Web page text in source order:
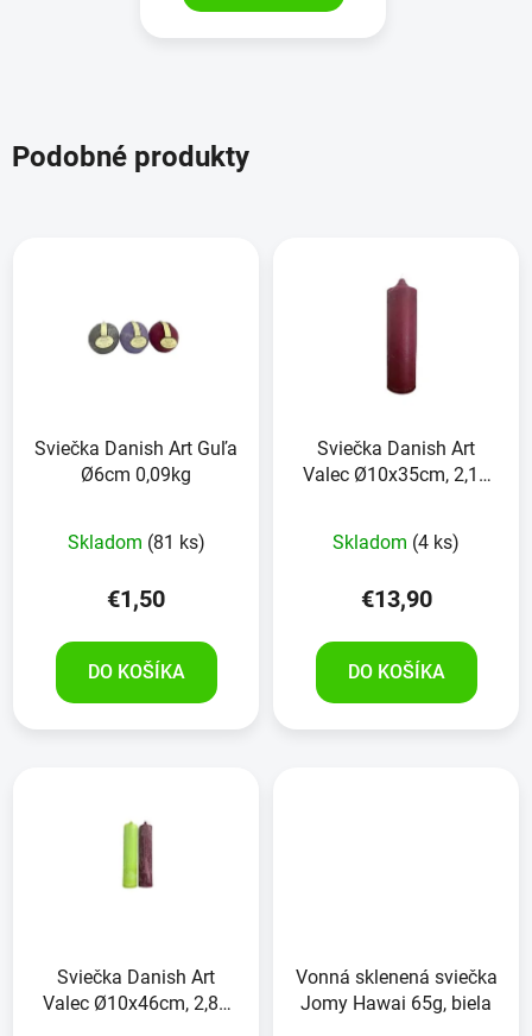
Podobné produkty
Sviečka Danish Art Guľa
Ø6cm 0,09kg
Skladom (81 ks)
€1,50
DO KOŠÍKA
Sviečka Danish Art
Valec Ø10x35cm, 2,16
Skladom (4 ks)
€13,90
DO KOŠÍKA
Sviečka Danish Art
Valec Ø10x46cm, 2,85
Vonná sklenená sviečka
Jomy Hawai 65g, biela